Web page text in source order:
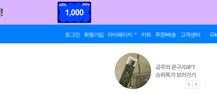
로그인 회원가입 마이페이지 카트 주문/배송 고객센터